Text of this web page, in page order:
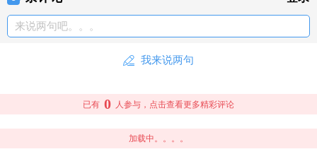
来说两句吧。。。
我来说两句
已有 0 人参与，点击查看更多精彩评论
加载中。。。。